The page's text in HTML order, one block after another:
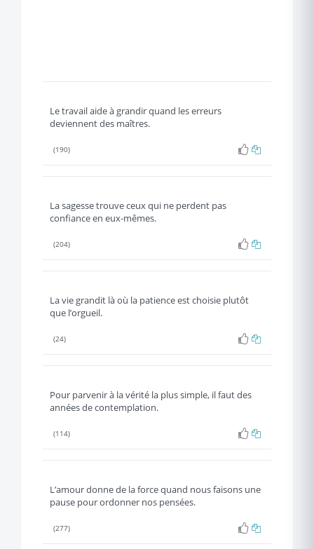
Le travail aide à grandir quand les erreurs
deviennent des maîtres.
(190)
La sagesse trouve ceux qui ne perdent pas
confiance en eux-mêmes.
(204)
La vie grandit là où la patience est choisie plutôt
que l’orgueil.
(24)
Pour parvenir à la vérité la plus simple, il faut des
années de contemplation.
(114)
L’amour donne de la force quand nous faisons une
pause pour ordonner nos pensées.
(277)